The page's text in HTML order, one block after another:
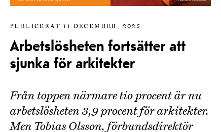
PUBLICERAT 11 DECEMBER, 2025
Arbetslösheten fortsätter att
sjunka för arkitekter
Från toppen närmare tio procent är nu
arbetslösheten 3,9 procent för arkitekter.
Men Tobias Olsson, förbundsdirektör